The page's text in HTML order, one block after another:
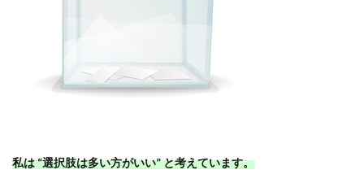
私は “選択肢は多い方がいい” と考えています。